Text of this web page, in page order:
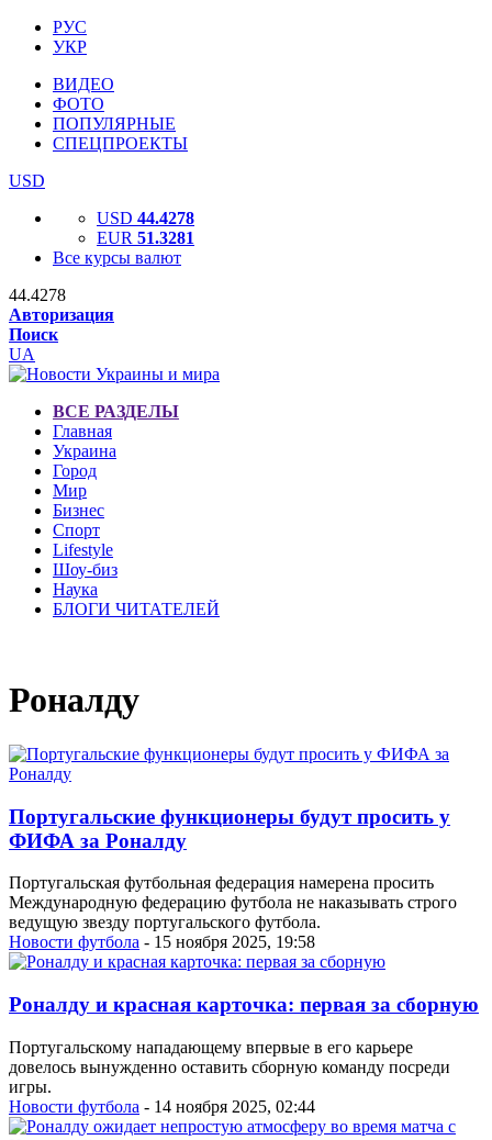
РУС
УКР
ВИДЕО
ФОТО
ПОПУЛЯРНЫЕ
СПЕЦПРОЕКТЫ
USD
USD 44.4278
EUR 51.3281
Все курсы валют
44.4278
Авторизация
Поиск
UA
ВСЕ РАЗДЕЛЫ
Главная
Украина
Город
Мир
Бизнес
Спорт
Lifestyle
Шоу-биз
Наука
БЛОГИ ЧИТАТЕЛЕЙ
Роналду
Португальские функционеры будут просить у
ФИФА за Роналду
Португальская футбольная федерация намерена просить
Международную федерацию футбола не наказывать строго
ведущую звезду португальского футбола.
Новости футбола - 15 ноября 2025, 19:58
Роналду и красная карточка: первая за сборную
Португальскому нападающему впервые в его карьере
довелось вынужденно оставить сборную команду посреди
игры.
Новости футбола - 14 ноября 2025, 02:44